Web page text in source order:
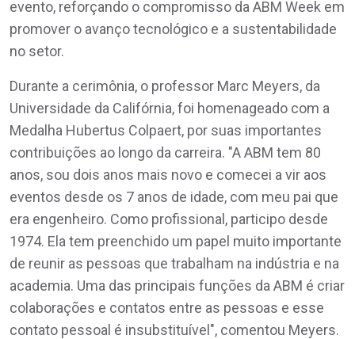
evento, reforçando o compromisso da ABM Week em
promover o avanço tecnológico e a sustentabilidade
no setor.
Durante a cerimônia, o professor Marc Meyers, da
Universidade da Califórnia, foi homenageado com a
Medalha Hubertus Colpaert, por suas importantes
contribuições ao longo da carreira. "A ABM tem 80
anos, sou dois anos mais novo e comecei a vir aos
eventos desde os 7 anos de idade, com meu pai que
era engenheiro. Como profissional, participo desde
1974. Ela tem preenchido um papel muito importante
de reunir as pessoas que trabalham na indústria e na
academia. Uma das principais funções da ABM é criar
colaborações e contatos entre as pessoas e esse
contato pessoal é insubstituível", comentou Meyers.